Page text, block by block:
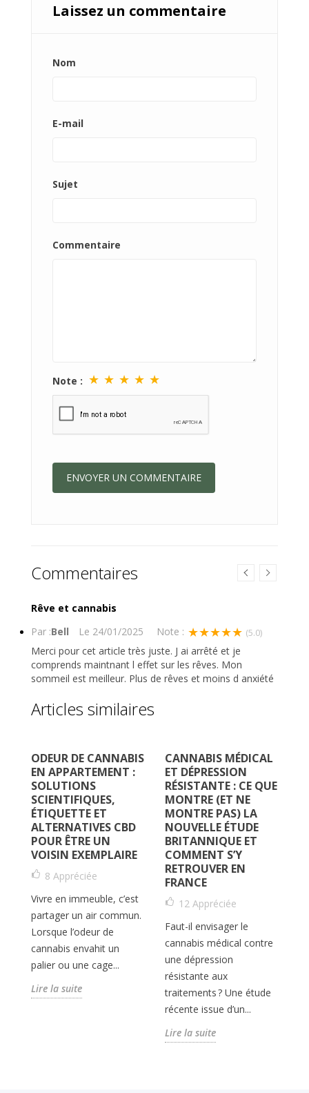
Laissez un commentaire
Nom
E-mail
Sujet
Commentaire
Note : ★ ★ ★ ★ ★
Commentaires
Rêve et cannabis
Par :Bell Le 24/01/2025 Note : ★★★★★ (5.0)
Merci pour cet article très juste. J ai arrêté et je
comprends maintnant l effet sur les rêves. Mon
sommeil est meilleur. Plus de rêves et moins d anxiété
Articles similaires
ODEUR DE CANNABIS
EN APPARTEMENT :
SOLUTIONS
SCIENTIFIQUES,
ÉTIQUETTE ET
ALTERNATIVES CBD
POUR ÊTRE UN
VOISIN EXEMPLAIRE
8 Appréciée
Vivre en immeuble, c’est
partager un air commun.
Lorsque l’odeur de
cannabis envahit un
palier ou une cage...
Lire la suite
CANNABIS MÉDICAL
ET DÉPRESSION
RÉSISTANTE : CE QUE
MONTRE (ET NE
MONTRE PAS) LA
NOUVELLE ÉTUDE
BRITANNIQUE ET
COMMENT S’Y
RETROUVER EN
FRANCE
12 Appréciée
Faut-il envisager le
cannabis médical contre
une dépression
résistante aux
traitements ? Une étude
récente issue d’un...
Lire la suite